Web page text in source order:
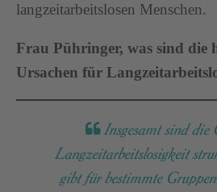
langzeitarbeitslosen Menschen.
Frau Pühringer, was sind die
Ursachen für
Insgesamt sind die
Langzeitarbeitslosigkeit
gibt für bestimmte